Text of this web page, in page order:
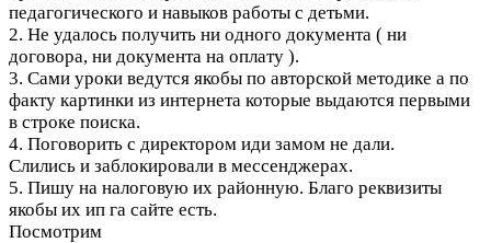
педагогического и навыков работы с детьми.
2. Не удалось получить ни одного документа ( ни
договора, ни документа на оплату ).
3. Сами уроки ведутся якобы по авторской методике а по
факту картинки из интернета которые выдаются первыми
в строке поиска.
4. Поговорить с директором иди замом не дали.
Слились и заблокировали в мессенджерах.
5. Пишу на налоговую их районную. Благо реквизиты
якобы их ип га сайте есть.
Посмотрим